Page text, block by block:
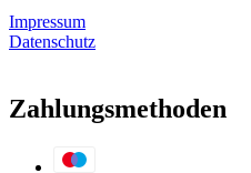
Impressum
Datenschutz
Zahlungsmethoden